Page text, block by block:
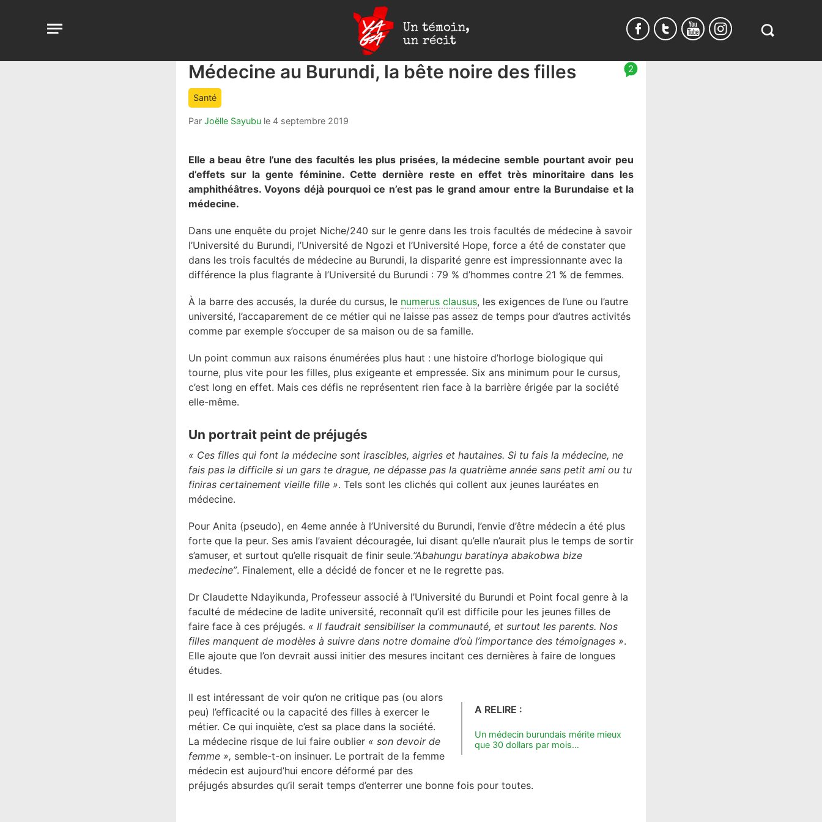
Open
menu
Yaga
Burundi
Search
article
comment
count
2
Médecine au Burundi, la bête noire des filles
Santé
Par Joëlle Sayubu le 4 septembre 2019
Elle a beau être l’une des facultés les plus prisées, la médecine semble pourtant avoir peu
d’effets sur la gente féminine. Cette dernière reste en effet très minoritaire dans les
amphithéâtres. Voyons déjà pourquoi ce n’est pas le grand amour entre la Burundaise et la
médecine.
Dans une enquête du projet Niche/240 sur le genre dans les trois facultés de médecine à savoir
l’Université du Burundi, l’Université de Ngozi et l’Université Hope, force a été de constater que
dans les trois facultés de médecine au Burundi, la disparité genre est impressionnante avec la
différence la plus flagrante à l’Université du Burundi : 79 % d’hommes contre 21 % de femmes.
À la barre des accusés, la durée du cursus, le numerus clausus, les exigences de l’une ou l’autre
université, l’accaparement de ce métier qui ne laisse pas assez de temps pour d’autres activités
comme par exemple s’occuper de sa maison ou de sa famille.
Un point commun aux raisons énumérées plus haut : une histoire d’horloge biologique qui
tourne, plus vite pour les filles, plus exigeante et empressée. Six ans minimum pour le cursus,
c’est long en effet. Mais ces défis ne représentent rien face à la barrière érigée par la société
elle-même.
Un portrait peint de préjugés
« Ces filles qui font la médecine sont irascibles, aigries et hautaines. Si tu fais la médecine, ne
fais pas la difficile si un gars te drague, ne dépasse pas la quatrième année sans petit ami ou tu
finiras certainement vieille fille ». Tels sont les clichés qui collent aux jeunes lauréates en
médecine.
Pour Anita (pseudo), en 4eme année à l’Université du Burundi, l’envie d’être médecin a été plus
forte que la peur. Ses amis l’avaient découragée, lui disant qu’elle n’aurait plus le temps de sortir
s’amuser, et surtout qu’elle risquait de finir seule.’’Abahungu baratinya abakobwa bize
medecine’’. Finalement, elle a décidé de foncer et ne le regrette pas.
Dr Claudette Ndayikunda, Professeur associé à l’Université du Burundi et Point focal genre à la
faculté de médecine de ladite université, reconnaît qu’il est difficile pour les jeunes filles de
faire face à ces préjugés. « Il faudrait sensibiliser la communauté, et surtout les parents. Nos
filles manquent de modèles à suivre dans notre domaine d’où l’importance des témoignages ».
Elle ajoute que l’on devrait aussi initier des mesures incitant ces dernières à faire de longues
études.
A RELIRE :
Un médecin burundais mérite mieux
que 30 dollars par mois…
Il est intéressant de voir qu’on ne critique pas (ou alors
peu) l’efficacité ou la capacité des filles à exercer le
métier. Ce qui inquiète, c’est sa place dans la société.
La médecine risque de lui faire oublier « son devoir de
femme », semble-t-on insinuer. Le portrait de la femme
médecin est aujourd’hui encore déformé par des
préjugés absurdes qu’il serait temps d’enterrer une bonne fois pour toutes.